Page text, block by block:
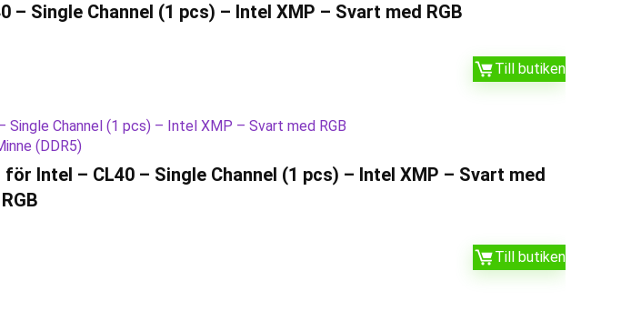
– Single Channel (1 pcs) – Intel XMP – Svart med RGB
Till butiken
(DDR5)
för Intel – CL40 – Single Channel (1 pcs) – Intel XMP – Svart med
RGB
Till butiken